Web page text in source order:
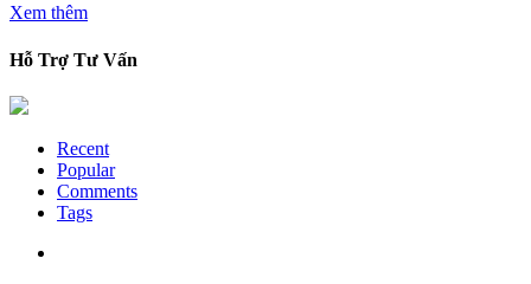
Xem thêm
Hỗ Trợ Tư Vấn
Recent
Popular
Comments
Tags